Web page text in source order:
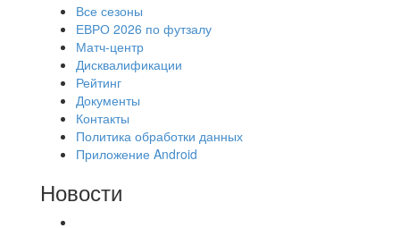
Все сезоны
ЕВРО 2026 по футзалу
Матч-центр
Дисквалификации
Рейтинг
Документы
Контакты
Политика обработки данных
Приложение Android
Новости